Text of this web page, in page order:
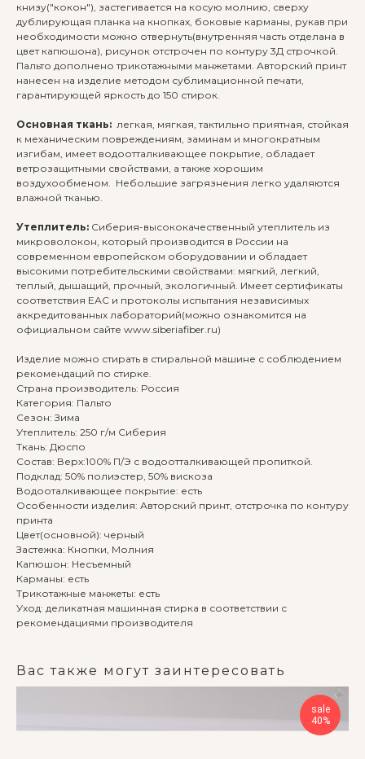
книзу("кокон"), застегивается на косую молнию, сверху
дублирующая планка на кнопках, боковые карманы, рукав при
необходимости можно отвернуть(внутренняя часть отделана в
цвет капюшона), рисунок отстрочен по контуру 3Д строчкой.
Пальто дополнено трикотажными манжетами. Авторский принт
нанесен на изделие методом сублимационной печати,
гарантирующей яркость до 150 стирок.
Основная ткань: легкая, мягкая, тактильно приятная, стойкая
к механическим повреждениям, заминам и многократным
изгибам, имеет водоотталкивающее покрытие, обладает
ветрозащитными свойствами, а также хорошим
воздухообменом. Небольшие загрязнения легко удаляются
влажной тканью.
Утеплитель: Сиберия-высококачественный утеплитель из
микроволокон, который производится в России на
современном европейском оборудовании и обладает
высокими потребительскими свойствами: мягкий, легкий,
теплый, дышащий, прочный, экологичный. Имеет сертификаты
соответствия ЕАС и протоколы испытания независимых
аккредитованных лабораторий(можно ознакомится на
официальном сайте www.siberiafiber.ru)
Изделие можно стирать в стиральной машине с соблюдением
рекомендаций по стирке.
Страна производитель: Россия
Категория: Пальто
Сезон: Зима
Утеплитель: 250 г/м Сиберия
Ткань: Дюспо
Состав: Верх:100% П/Э с водоотталкивающей пропиткой.
Подклад: 50% полиэстер, 50% вискоза
Водооталкивающее покрытие: есть
Особенности изделия: Авторский принт, отстрочка по контуру
принта
Цвет(основной): черный
Застежка: Кнопки, Молния
Капюшон: Несъемный
Карманы: есть
Трикотажные манжеты: есть
Уход: деликатная машинная стирка в соответствии с
рекомендациями производителя
Вас также могут заинтересовать
sale
40%